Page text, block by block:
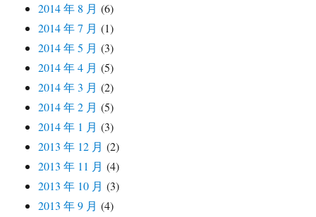
2014 年 8 月 (6)
2014 年 7 月 (1)
2014 年 5 月 (3)
2014 年 4 月 (5)
2014 年 3 月 (2)
2014 年 2 月 (5)
2014 年 1 月 (3)
2013 年 12 月 (2)
2013 年 11 月 (4)
2013 年 10 月 (3)
2013 年 9 月 (4)